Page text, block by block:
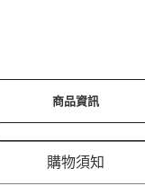
商品資訊
購物須知